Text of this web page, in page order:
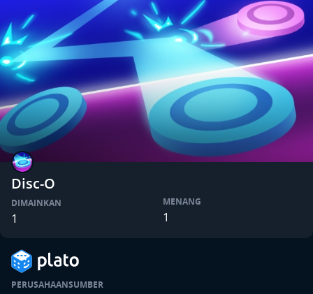
Disc-O
DIMAINKAN
1
MENANG
1
PERUSAHAANSUMBER